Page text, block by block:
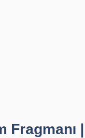
Fragmanı |